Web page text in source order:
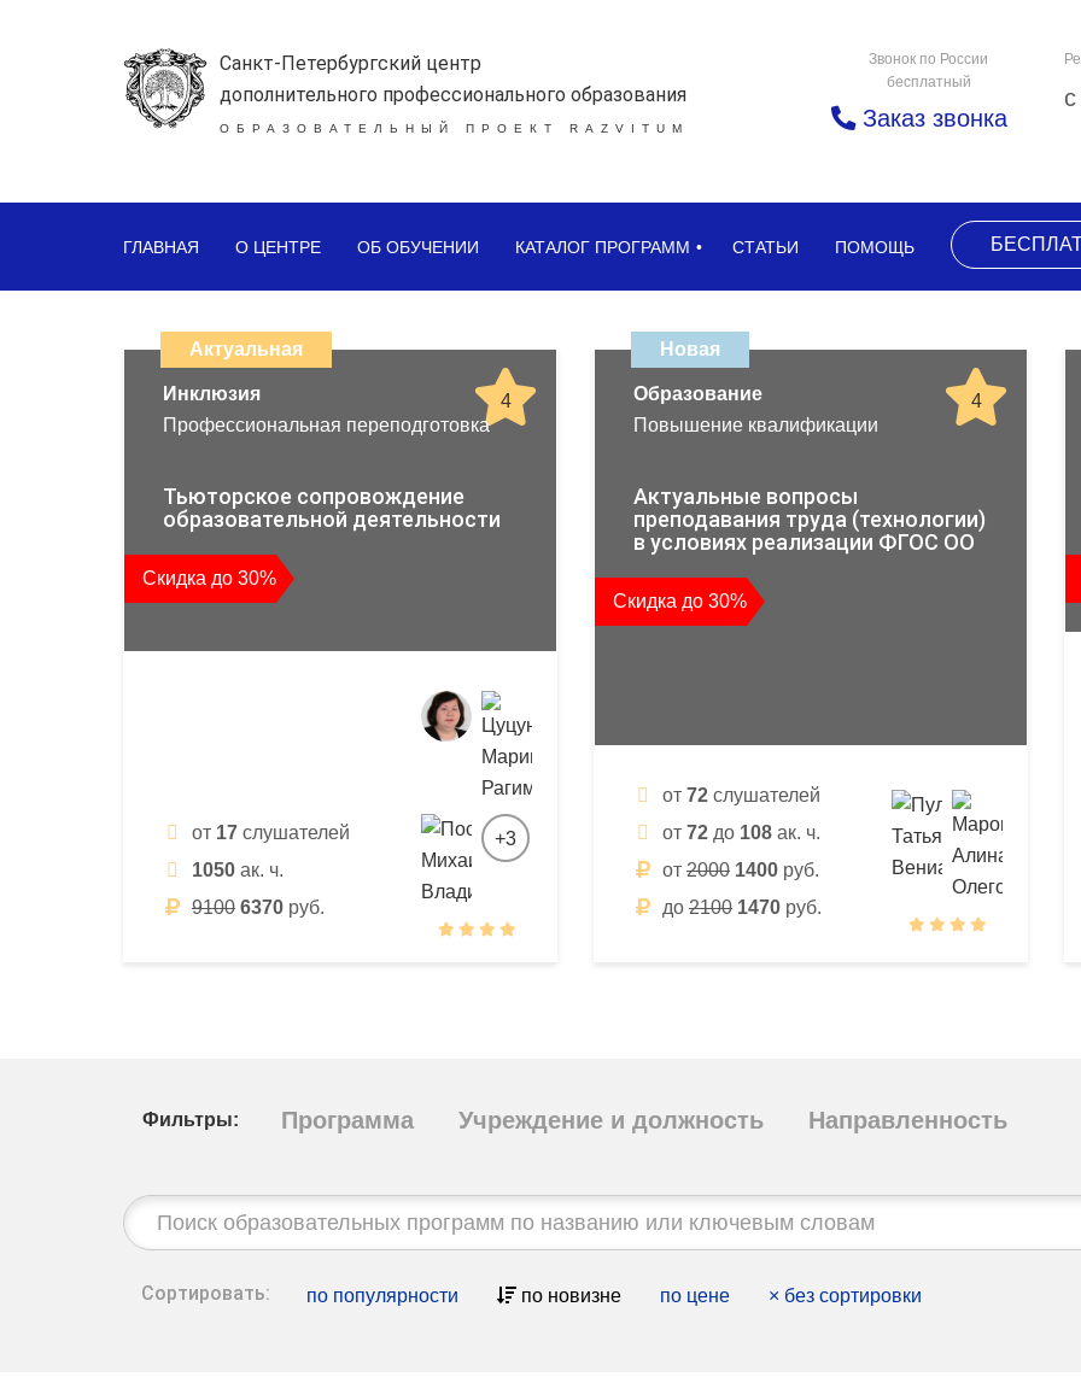
Санкт-Петербургский центр
дополнительного профессионального образования
ОБРАЗОВАТЕЛЬНЫЙ ПРОЕКТ RAZVITUM
Звонок по России
бесплатный
Заказ звонка
ГЛАВНАЯ О ЦЕНТРЕ ОБ ОБУЧЕНИИ КАТАЛОГ ПРОГРАММ СТАТЬИ ПОМОЩЬ
дистанционных
образовательных
повышения
квалификации
и
профессиональной
переподготовки
Актуальная
4
Инклюзия
Профессиональная переподготовка
Тьюторское сопровождение
образовательной деятельности
Скидка до 30%
от 17 слушателей
1050 ак. ч.
9100 6370 руб.
+3
Новая
4
Образование
Повышение квалификации
Актуальные вопросы
преподавания труда (технологии)
в условиях реализации ФГОС ОО
Скидка до 30%
от 72 слушателей
от 72 до 108 ак. ч.
от 2000 1400 руб.
до 2100 1470 руб.
Фильтры: Программа Учреждение и должность Направленность
Строка
поиска:
Сортировать: по популярности по новизне по цене × без сортировки